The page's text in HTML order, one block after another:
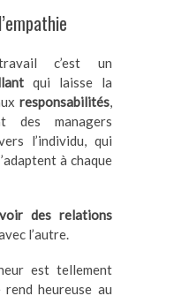
c’est un
qui laisse la
responsabilités,
des managers
l’individu, qui
à chaque
des relations
l’autre.
est tellement
heureuse au